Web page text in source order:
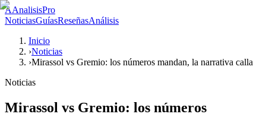
AAnalisisPro
NoticiasGuíasReseñasAnálisis
Inicio
›Noticias
›Mirassol vs Gremio: los números mandan, la narrativa calla
Noticias
Mirassol vs Gremio: los números